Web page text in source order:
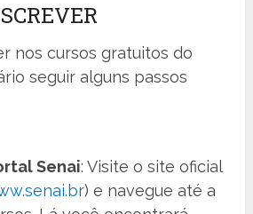
nos cursos gratuitos do
seguir alguns passos
Senai: Visite o site oficial
) e navegue até a